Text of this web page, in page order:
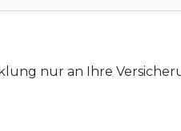
nur an Ihre